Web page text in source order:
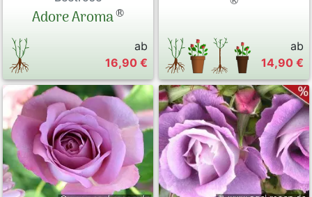
Adore Aroma®
ab
16,90 €
ab
14,90 €